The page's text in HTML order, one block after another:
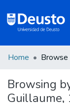
All of DSpace
Home
Browsing
Guillaume,